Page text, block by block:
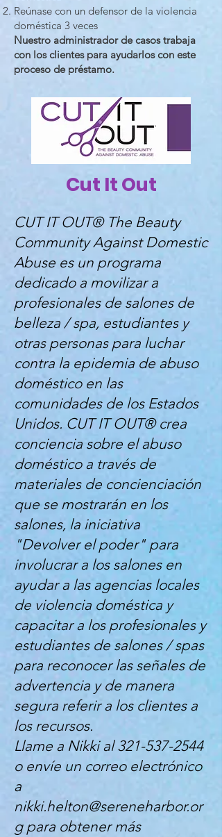
Reúnase con un defensor de la violencia
doméstica 3 veces
Nuestro administrador de casos trabaja
con los clientes para ayudarlos con este
proceso de préstamo.
Cut It Out
CUT IT OUT® The Beauty
Community Against Domestic
Abuse es un programa
dedicado a movilizar a
profesionales de salones de
belleza / spa, estudiantes y
otras personas para luchar
contra la epidemia de abuso
doméstico en las
comunidades de los Estados
Unidos. CUT IT OUT® crea
conciencia sobre el abuso
doméstico a través de
materiales de concienciación
que se mostrarán en los
salones, la iniciativa
"Devolver el poder" para
involucrar a los salones en
ayudar a las agencias locales
de violencia doméstica y
capacitar a los profesionales y
estudiantes de salones / spas
para reconocer las señales de
advertencia y de manera
segura referir a los clientes a
los recursos.
Llame a Nikki al321-537-2544
o envíe un correo electrónico
a
nikki.helton@sereneharbor.or
gpara obtener más